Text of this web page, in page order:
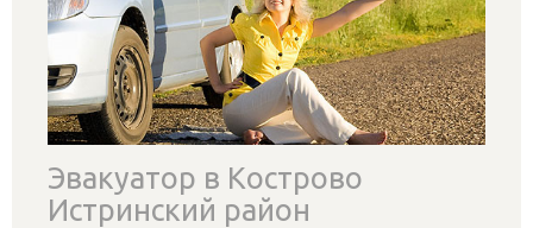
Эвакуатор в Кострово
Истринский район